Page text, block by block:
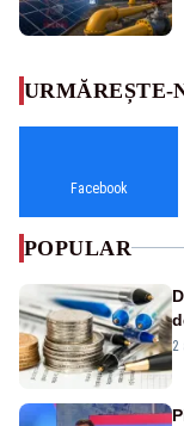
URMĂREȘTE-
Facebook
POPULAR
2